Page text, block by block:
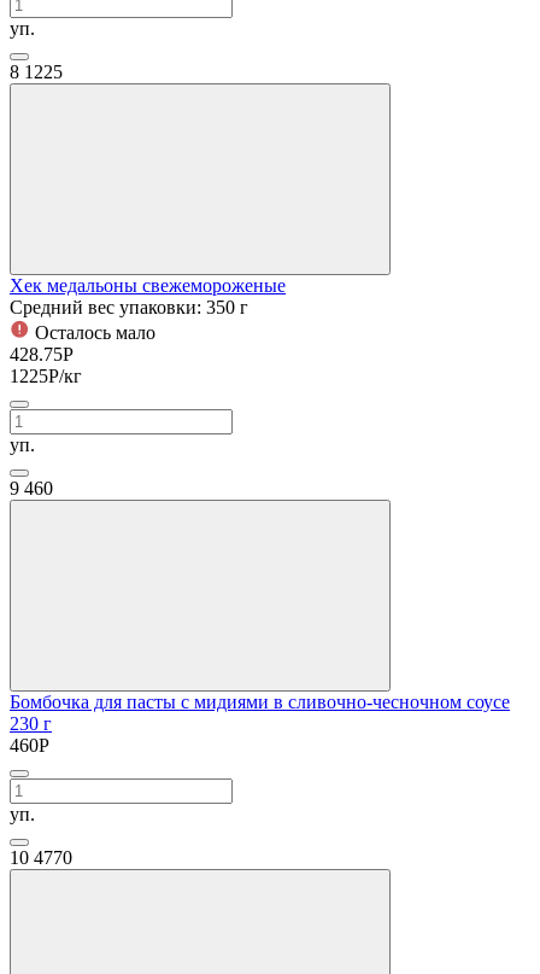
уп.
8 1225
Хек медальоны свежемороженые
Средний вес упаковки: 350 г
Осталось мало
428.75Р
1225Р/кг
уп.
9 460
Бомбочка для пасты с мидиями в сливочно-чесночном соусе
230 г
460Р
уп.
10 4770